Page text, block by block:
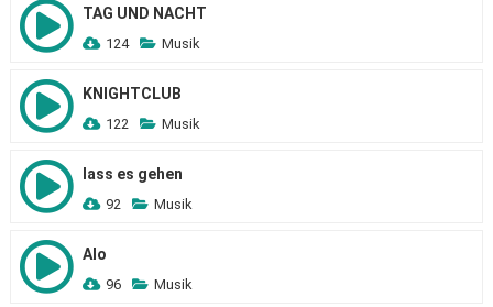
TAG UND NACHT
124 Musik
KNIGHTCLUB
122 Musik
lass es gehen
92 Musik
Alo
96 Musik